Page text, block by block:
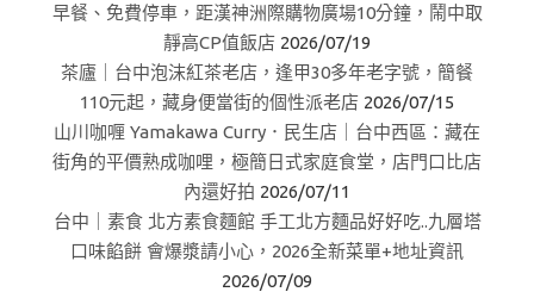
早餐、免費停車，距漢神洲際購物廣場10分鐘，鬧中取
靜高CP值飯店 2026/07/19
茶廬｜台中泡沫紅茶老店，逢甲30多年老字號，簡餐
110元起，藏身便當街的個性派老店 2026/07/15
山川咖喱 Yamakawa Curry．民生店｜台中西區：藏在
街角的平價熟成咖哩，極簡日式家庭食堂，店門口比店
內還好拍 2026/07/11
台中｜素食 北方素食麵館 手工北方麵品好好吃..九層塔
口味餡餅 會爆漿請小心，2026全新菜單+地址資訊
2026/07/09